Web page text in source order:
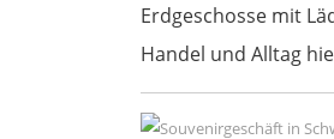
Erdgeschosse mit
Handel und Alltag